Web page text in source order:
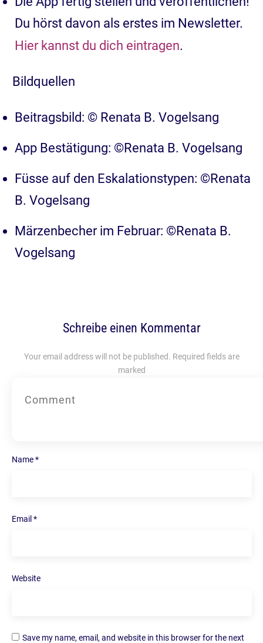
Du hörst davon als erstes im Newsletter.
Hier kannst du dich eintragen.
Bildquellen
Beitragsbild: © Renata B. Vogelsang
App Bestätigung: ©Renata B. Vogelsang
Füsse auf den Eskalationstypen: ©Renata
B. Vogelsang
Märzenbecher im Februar: ©Renata B.
Vogelsang
Schreibe einen Kommentar
Your email address will not be published. Required fields are
marked
Name*
Email*
Website
Save my name, email, and website in this browser for the next